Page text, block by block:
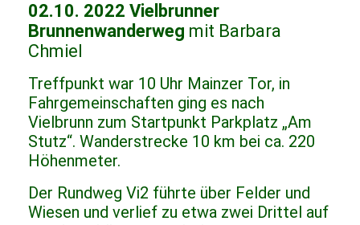
02.10. 2022 Vielbrunner
Brunnenwanderweg mit Barbara
Chmiel
Treffpunkt war 10 Uhr Mainzer Tor, in
Fahrgemeinschaften ging es nach
Vielbrunn zum Startpunkt Parkplatz „Am
Stutz“. Wanderstrecke 10 km bei ca. 220
Höhenmeter.
Der Rundweg Vi2 führte über Felder und
Wiesen und verlief zu etwa zwei Drittel auf